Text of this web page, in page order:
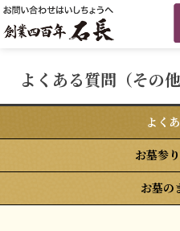
よくある質問（その他
よく
お墓参
お墓の